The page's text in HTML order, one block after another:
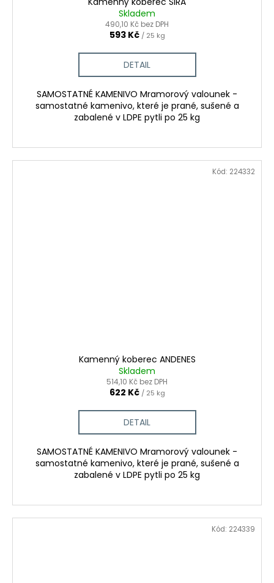
Skladem
490,10 Kč bez DPH
593 Kč / 25 kg
DETAIL
SAMOSTATNÉ KAMENIVO Mramorový valounek -
samostatné kamenivo, které je prané, sušené a
zabalené v LDPE pytli po 25 kg
Kamenný koberec ANDENES
Skladem
514,10 Kč bez DPH
622 Kč / 25 kg
DETAIL
SAMOSTATNÉ KAMENIVO Mramorový valounek -
samostatné kamenivo, které je prané, sušené a
zabalené v LDPE pytli po 25 kg
Kód: 224332
Kód: 224339